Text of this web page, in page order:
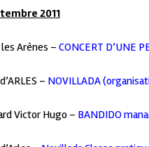
2011
Arènes – CONCERT D’UNE
– NOVILLADA
Victor Hugo – BANDIDO